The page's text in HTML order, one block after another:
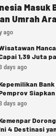
Masuk
Umrah
ago
1,39 Juta
days ago
days ago
4 Destinasi